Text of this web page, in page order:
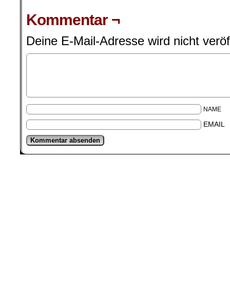
Kommentar ¬
Deine E-Mail-Adresse wird nicht
NAME
EMAIL